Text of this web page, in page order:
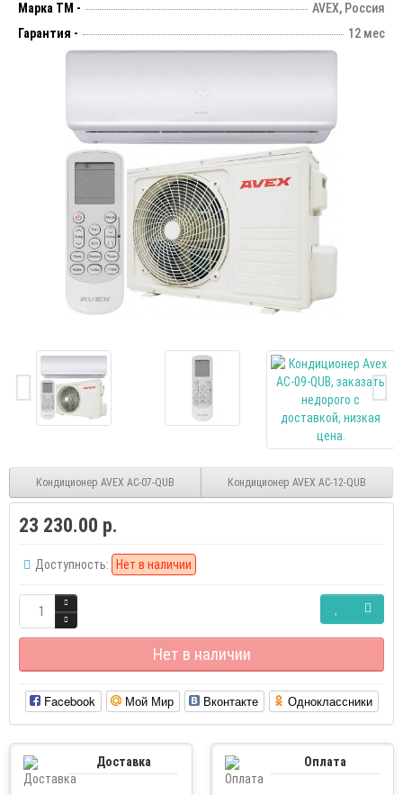
Марка ТМ -
AVEX, Россия
Гарантия -
12 мес
Кондиционер AVEX AC-07-QUB Кондиционер AVEX AC-12-QUB
23 230.00 р.
Доступность: Нет в наличии
Нет в наличии
Facebook Мой Мир Вконтакте Одноклассники
Доставка Оплата